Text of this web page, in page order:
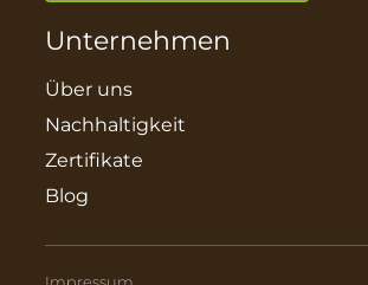
Unternehmen
Über uns
Nachhaltigkeit
Zertifikate
Blog